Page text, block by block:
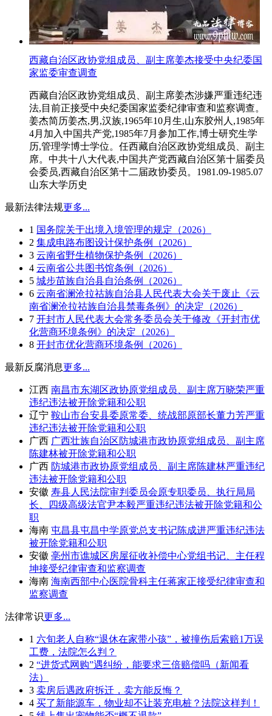
西藏自治区政协党组成员、副主席姜杰接受中央纪委国
家监委审查调查
西藏自治区政协党组成员、副主席姜杰涉嫌严重违纪违
法,目前正接受中央纪委国家监委纪律审查和监察调查。
姜杰简历姜杰,男,汉族,1965年10月生,山东胶州人,1985年
4月加入中国共产党,1985年7月参加工作,博士研究生学
历,管理学博士学位。任西藏自治区政协党组成员、副主
席。中共十八大代表,中国共产党西藏自治区第十届委员
会委员,西藏自治区第十二届政协委员。1981.09-1985.07
山东大学历史
最新法律法规更多...
1 国务院关于出境入境管理的规定（2026）
2 集成电路布图设计保护条例（2026）
3 云南省野生植物保护条例（2026）
4 云南省公共图书馆条例（2026）
5 城步苗族自治县自治条例（2026）
6 云南省澜沧拉祜族自治县人民代表大会关于废止《云
南省澜沧拉祜族自治县禁毒条例》的决定（2026）
7 开封市人民代表大会常务委员会关于修改《开封市优
化营商环境条例》的决定（2026）
8 开封市优化营商环境条例（2026）
最新反腐消息更多...
江西 南昌市东湖区政协原党组成员、副主席万晓荣严重
违纪违法被开除党籍和公职
辽宁 鞍山市台安县委原常委、统战部原部长董力芳严重
违纪违法被开除党籍和公职
广西 广西壮族自治区防城港市政协原党组成员、副主席
陈建林被开除党籍和公职
广西 防城港市政协原党组成员、副主席陈建林严重违纪
违法被开除党籍和公职
安徽 寿县人民法院审判委员会原专职委员、执行局局
长、四级高级法官尹本毅严重违纪违法被开除党籍和公
职
海南 屯昌县屯昌中学原党总支书记陈成进严重违纪违法
被开除党籍和公职
安徽 亳州市谯城区房屋征收补偿中心党组书记、主任程
坤接受纪律审查和监察调查
海南 海南西部中心医院骨科主任蒋家正接受纪律审查和
监察调查
法律常识更多...
1 六旬老人自称“退休在家带小孩”，被撞伤后索赔1万误
工费，法院怎么判？
2 “进货式网购”遇纠纷，能要求三倍赔偿吗（新闻看
法）
3 卖房后遇政府拆迁，卖方能反悔？
4 买了新能源车，物业却不让装充电桩？法院这样判！